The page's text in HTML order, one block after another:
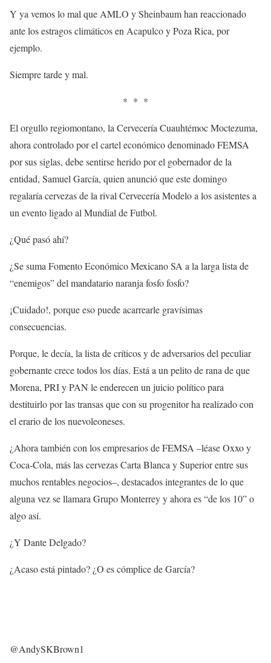
Y ya vemos lo mal que AMLO y Sheinbaum han reaccionado
ante los estragos climáticos en Acapulco y Poza Rica, por
ejemplo.
Siempre tarde y mal.
* * *
El orgullo regiomontano, la Cervecería Cuauhtémoc Moctezuma,
ahora controlado por el cartel económico denominado FEMSA
por sus siglas, debe sentirse herido por el gobernador de la
entidad, Samuel García, quien anunció que este domingo
regalaría cervezas de la rival Cervecería Modelo a los asistentes a
un evento ligado al Mundial de Futbol.
¿Qué pasó ahí?
¿Se suma Fomento Económico Mexicano SA a la larga lista de
“enemigos” del mandatario naranja fosfo fosfo?
¡Cuidado!, porque eso puede acarrearle gravísimas
consecuencias.
Porque, le decía, la lista de críticos y de adversarios del peculiar
gobernante crece todos los días. Está a un pelito de rana de que
Morena, PRI y PAN le enderecen un juicio político para
destituirlo por las transas que con su progenitor ha realizado con
el erario de los nuevoleoneses.
¿Ahora también con los empresarios de FEMSA –léase Oxxo y
Coca-Cola, más las cervezas Carta Blanca y Superior entre sus
muchos rentables negocios–, destacados integrantes de lo que
alguna vez se llamara Grupo Monterrey y ahora es “de los 10” o
algo así.
¿Y Dante Delgado?
¿Acaso está pintado? ¿O es cómplice de García?
@AndySKBrown1